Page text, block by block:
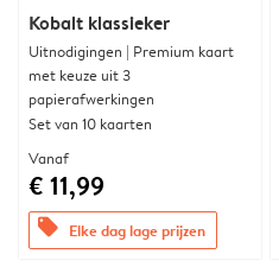
Kobalt klassieker
Uitnodigingen | Premium kaart
met keuze uit 3
papierafwerkingen
Set van 10 kaarten
Vanaf
€ 11,99
offers Elke dag lage prijzen